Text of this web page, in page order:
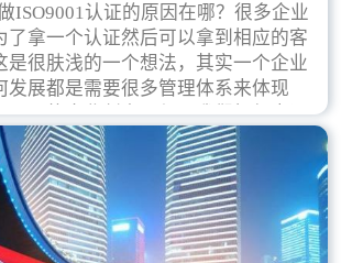
ISO9001认证的原因在哪？很多企业
了拿一个认证然后可以拿到相应的客
是很肤浅的一个想法，其实一个企业
发展都是需要很多管理体系来体现
不同的企业创立，但是我们如何去证
，有质量保证了？这就是ISO9001
候，那么键锋小编就来细说下企业
根本原因。